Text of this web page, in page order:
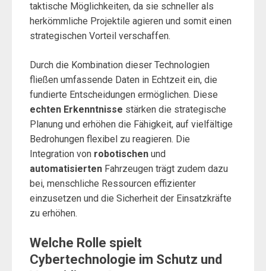
taktische Möglichkeiten, da sie schneller als
herkömmliche Projektile agieren und somit einen
strategischen Vorteil verschaffen.
Durch die Kombination dieser Technologien
fließen umfassende Daten in Echtzeit ein, die
fundierte Entscheidungen ermöglichen. Diese
echten Erkenntnisse stärken die strategische
Planung und erhöhen die Fähigkeit, auf vielfältige
Bedrohungen flexibel zu reagieren. Die
Integration von robotischen und
automatisierten Fahrzeugen trägt zudem dazu
bei, menschliche Ressourcen effizienter
einzusetzen und die Sicherheit der Einsatzkräfte
zu erhöhen.
Welche Rolle spielt
Cybertechnologie im Schutz und